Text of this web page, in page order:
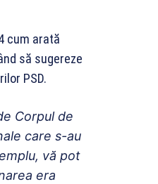
cum arată
să sugereze
PSD.
Corpul de
care s-au
vă pot
era